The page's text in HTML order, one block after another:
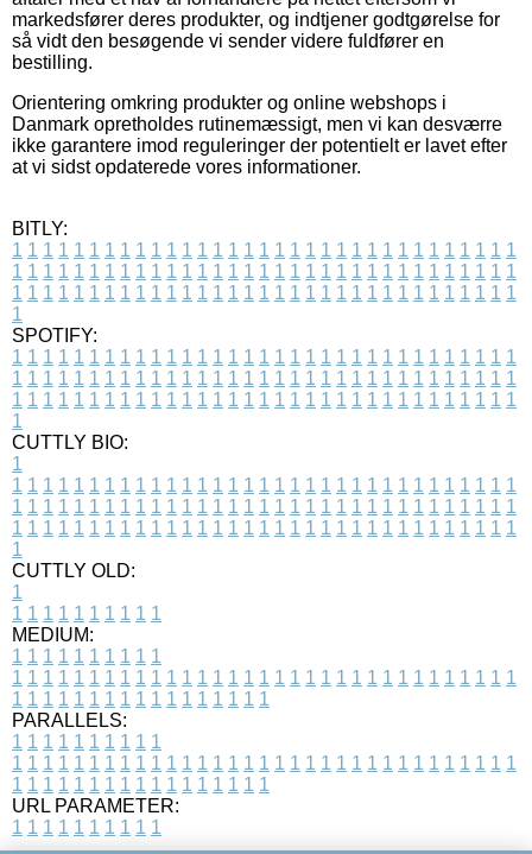
markedsfører deres produkter, og indtjener godtgørelse for
så vidt den besøgende vi sender videre fuldfører en
bestilling.
Orientering omkring produkter og online webshops i
Danmark opretholdes rutinemæssigt, men vi kan desværre
ikke garantere imod reguleringer der potentielt er lavet efter
at vi sidst opdaterede vores informationer.
BITLY:
1 1 1 1 1 1 1 1 1 1 1 1 1 1 1 1 1 1 1 1 1 1 1 1 1 1 1 1 1 1 1 1 1
1 1 1 1 1 1 1 1 1 1 1 1 1 1 1 1 1 1 1 1 1 1 1 1 1 1 1 1 1 1 1 1 1
1 1 1 1 1 1 1 1 1 1 1 1 1 1 1 1 1 1 1 1 1 1 1 1 1 1 1 1 1 1 1 1 1
1
SPOTIFY:
1 1 1 1 1 1 1 1 1 1 1 1 1 1 1 1 1 1 1 1 1 1 1 1 1 1 1 1 1 1 1 1 1
1 1 1 1 1 1 1 1 1 1 1 1 1 1 1 1 1 1 1 1 1 1 1 1 1 1 1 1 1 1 1 1 1
1 1 1 1 1 1 1 1 1 1 1 1 1 1 1 1 1 1 1 1 1 1 1 1 1 1 1 1 1 1 1 1 1
1
CUTTLY BIO:
1
1 1 1 1 1 1 1 1 1 1 1 1 1 1 1 1 1 1 1 1 1 1 1 1 1 1 1 1 1 1 1 1 1
1 1 1 1 1 1 1 1 1 1 1 1 1 1 1 1 1 1 1 1 1 1 1 1 1 1 1 1 1 1 1 1 1
1 1 1 1 1 1 1 1 1 1 1 1 1 1 1 1 1 1 1 1 1 1 1 1 1 1 1 1 1 1 1 1 1
1
CUTTLY OLD:
1
1 1 1 1 1 1 1 1 1 1
MEDIUM:
1 1 1 1 1 1 1 1 1 1
1 1 1 1 1 1 1 1 1 1 1 1 1 1 1 1 1 1 1 1 1 1 1 1 1 1 1 1 1 1 1 1 1
1 1 1 1 1 1 1 1 1 1 1 1 1 1 1 1 1
PARALLELS:
1 1 1 1 1 1 1 1 1 1
1 1 1 1 1 1 1 1 1 1 1 1 1 1 1 1 1 1 1 1 1 1 1 1 1 1 1 1 1 1 1 1 1
1 1 1 1 1 1 1 1 1 1 1 1 1 1 1 1 1
URL PARAMETER:
1 1 1 1 1 1 1 1 1 1